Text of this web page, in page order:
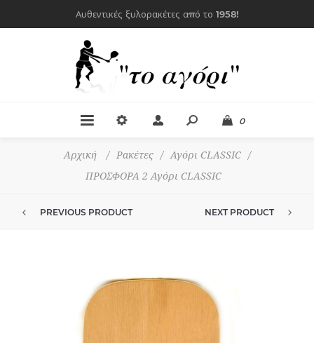
Αυθεντικές ξυλορακέτες από το 1958!
0
Αρχική / Ρακέτες / Αγόρι CLASSIC
/
ΠΡΟΣΦΟΡΑ 2 Αγόρι CLASSIC
PREVIOUS PRODUCT NEXT PRODUCT